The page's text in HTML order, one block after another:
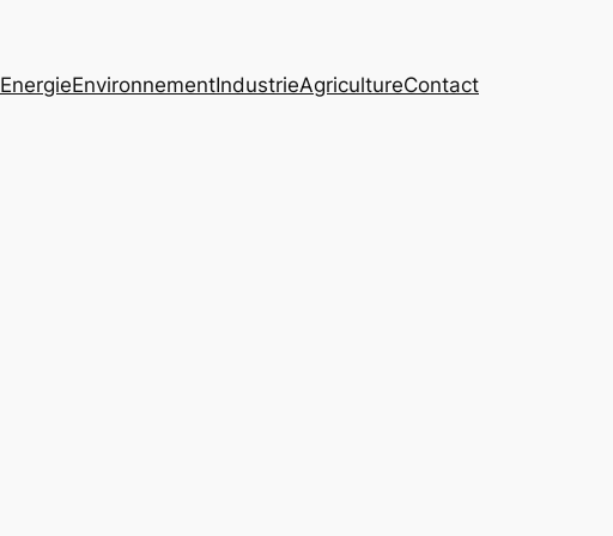
EnergieEnvironnementIndustrieAgricultureContact